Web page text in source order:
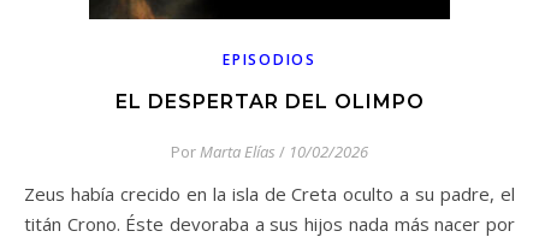
EPISODIOS
EL DESPERTAR DEL OLIMPO
PorMarta Elías / 10/02/2026
Zeus había crecido en la isla de Creta oculto a su padre, el
titán Crono. Éste devoraba a sus hijos nada más nacer por